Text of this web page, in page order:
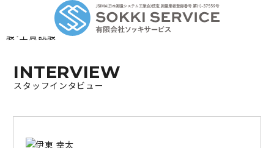
INTERVIEW
スタッフインタビュー